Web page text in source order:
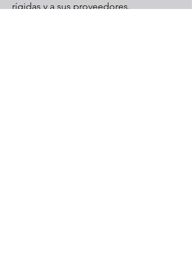
rígidas y a sus proveedores.